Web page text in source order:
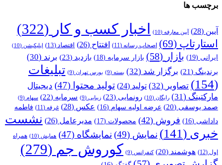
برچسب ها
آیین (28) آیین معارفه (10) اخبار کسب و کار (322)
استارتاپ (69) اصحاب رسانه (11) افتتاح (26) اقتصاد (13) اپلیکیشن (10)
ایرانی (19) بازار (58) بازار سرمایه (18) بازدید (23) برند (30)
برندینگ (21) برگزار شد (32) بسته (9) بورس تهران (9)
تبلیغات
(154)
تصاویر (32) تولید (24) تولید محتوا (47)
دیجیتال
مارکتینگ (31) رایگان (10) رونمایی (23) زیبایی (9) سرمایه (22) سهام (9)
صمد یوسفی (20) عرضه اولیه سهام (16) عکس (28) غرفه (11)
فاطمه
داداشی (16) فروش (42) محصولات (17) مدیرعامل (26)
نشست
خبری (141) نمایش (49) نمایشگاه (47) همایش (10) همراه
اول (12) هوشمند (20) کنفرانس (9) کوروش جم (279)